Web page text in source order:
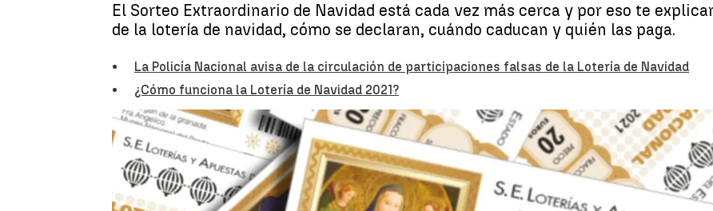
El Sorteo Extraordinario de Navidad está cada vez más cerca y por eso te
de la lotería de navidad, cómo se declaran, cuándo caducan y quién las paga.
La Policía Nacional avisa de la circulación de participaciones falsas de la Lotería de Navidad
¿Cómo funciona la Lotería de Navidad 2021?